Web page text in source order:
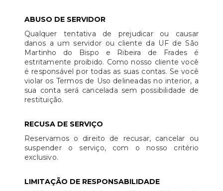
ABUSO DE SERVIDOR
Qualquer tentativa de prejudicar ou causar
danos a um servidor ou cliente da UF de São
Martinho do Bispo e Ribeira de Frades é
estritamente proibido. Como nosso cliente você
é responsável por todas as suas contas. Se você
violar os Termos de Uso delineadas no interior, a
sua conta será cancelada sem possibilidade de
restituição.
RECUSA DE SERVIÇO
Reservamos o direito de recusar, cancelar ou
suspender o serviço, com o nosso critério
exclusivo.
LIMITAÇÃO DE RESPONSABILIDADE